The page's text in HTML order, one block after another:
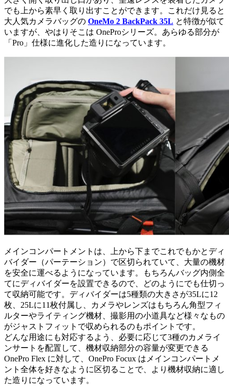
でも上から素早く取り出すことができます。これだけ見ると
大人気カメラバッグの OneMo 2 BackPack 35L と特徴が似て
いますが、やはりそこは OneProシリーズ。あらゆる部分が
「Pro」仕様に進化した造りになっています。
メインコンパートメントは、上から下までこれでもかとディ
バイダー（パーテーション）で区切られていて、大量の機材
を安全に運べるようになっています。もちろんバッグ内側全
てにディバイダーを設置できるので、どのようにでも仕切っ
て収納可能です。ディバイダーは5種類の大きさが35Lに12
枚、25Lに11枚付属し、カメラやレンズはもちろん角型フィ
ルターやライティング機材、撮影用の小道具など様々なもの
がジャストフィットで収められるのもポイントです。
どんな用途にも対応するよう、必要に応じて3種のカメライ
ンサートを配置して、機材収納部分の容量が変更できる
OnePro Flex に対して、OnePro Focux はメインコンパートメ
ント全体を好きなように区切ることで、より機材収納に適し
た造りになっています。